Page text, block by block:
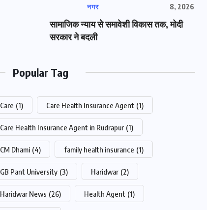
नगर
8, 2026
सामाजिक न्याय से समावेशी विकास तक, मोदी
सरकार ने बदली
Popular Tag
Care (1) Care Health Insurance Agent (1)
Care Health Insurance Agent in Rudrapur (1)
CM Dhami (4) family health insurance (1)
GB Pant University (3) Haridwar (2)
Haridwar News (26) Health Agent (1)